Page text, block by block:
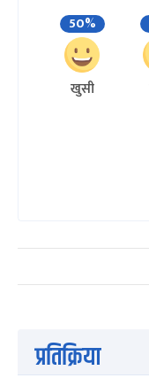
50%
खुसी
प्रतिक्रिया